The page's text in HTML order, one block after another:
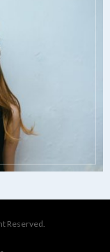
Reserved.